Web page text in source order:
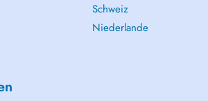
Schweiz
Niederlande